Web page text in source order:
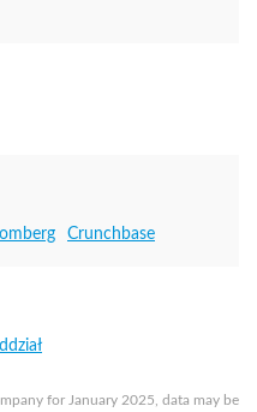
for January 2025, data may be
Crunchbase